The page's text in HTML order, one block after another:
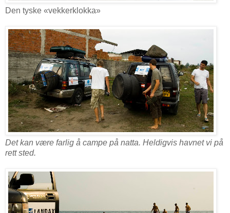
Den tyske «vekkerklokka»
Det kan være farlig å campe på natta. Heldigvis havnet vi på
rett sted.